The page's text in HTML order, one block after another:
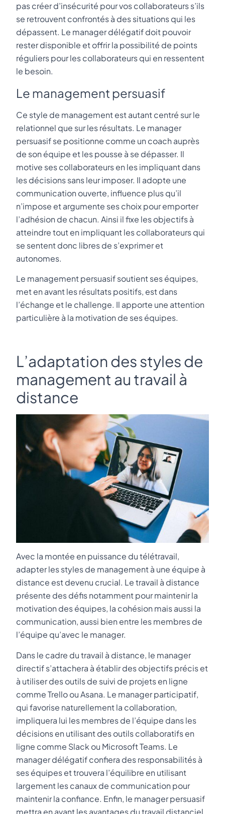
pas créer d’insécurité pour vos collaborateurs s’ils
se retrouvent confrontés à des situations qui les
dépassent. Le manager délégatif doit pouvoir
rester disponible et offrir la possibilité de points
réguliers pour les collaborateurs qui en ressentent
le besoin.
Le management persuasif
Ce style de management est autant centré sur le
relationnel que sur les résultats. Le manager
persuasif se positionne comme un coach auprès
de son équipe et les pousse à se dépasser. Il
motive ses collaborateurs en les impliquant dans
les décisions sans leur imposer. Il adopte une
communication ouverte, influence plus qu’il
n’impose et argumente ses choix pour emporter
l’adhésion de chacun. Ainsi il fixe les objectifs à
atteindre tout en impliquant les collaborateurs qui
se sentent donc libres de s’exprimer et
autonomes.
Le management persuasif soutient ses équipes,
met en avant les résultats positifs, est dans
l’échange et le challenge. Il apporte une attention
particulière à la motivation de ses équipes.
L’adaptation des styles de
management au travail à
distance
Avec la montée en puissance du télétravail,
adapter les styles de management à une équipe à
distance est devenu crucial. Le travail à distance
présente des défis notamment pour maintenir la
motivation des équipes, la cohésion mais aussi la
communication, aussi bien entre les membres de
l’équipe qu’avec le manager.
Dans le cadre du travail à distance, le manager
directif s’attachera à établir des objectifs précis et
à utiliser des outils de suivi de projets en ligne
comme Trello ou Asana. Le manager participatif,
qui favorise naturellement la collaboration,
impliquera lui les membres de l’équipe dans les
décisions en utilisant des outils collaboratifs en
ligne comme Slack ou Microsoft Teams. Le
manager délégatif confiera des responsabilités à
ses équipes et trouvera l’équilibre en utilisant
largement les canaux de communication pour
maintenir la confiance. Enfin, le manager persuasif
mettra en avant les avantages du travail distanciel